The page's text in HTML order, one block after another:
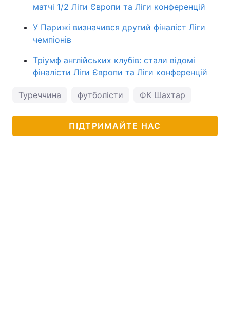
матчі 1/2 Ліги Європи та Ліги конференцій
У Парижі визначився другий фіналіст Ліги
чемпіонів
Тріумф англійських клубів: стали відомі
фіналісти Ліги Європи та Ліги конференцій
Туреччина футболісти ФК Шахтар
ПІДТРИМАЙТЕ НАС